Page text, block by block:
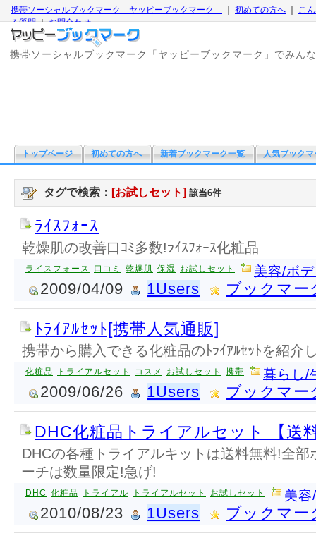
携帯ソーシャルブックマーク「ヤッピーブックマーク」 初めての方へ
こ
る質問｜お問合わせ
携帯ソーシャルブックマーク「ヤッピーブックマーク」でみん
トップページ 初めての方へ 新着ブックマーク一覧 人気ブックマ
タグで検索： [お試しセット] 該当6件
ﾗｲｽﾌｫｰｽ
乾燥肌の改善口ｺﾐ多数!ﾗｲｽﾌｫｰｽ化粧品
ライスフォース 口コミ 乾燥肌 保湿 お試しセット 美容/ボ
2009/04/09 1Users ブックマー
ﾄﾗｲｱﾙｾｯﾄ[携帯人気通販]
携帯から購入できる化粧品のﾄﾗｲｱﾙｾｯﾄを紹介
化粧品 トライアルセット コスメ お試しセット 携帯 暮らし/
2009/06/26 1Users ブックマー
DHC化粧品トライアルセット 【送
DHCの各種トライアルキットは送料無料!全部
ーチは数量限定!急げ!
DHC 化粧品 トライアル トライアルセット お試しセット 美
2010/08/23 1Users ブックマー